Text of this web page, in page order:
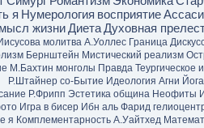
я Нумерология восприятие
жизниДиетаДуховная
молитва А.Уоллес Граница
Бернштейн Мистический реализм
М.Бахтин монголы Правда Теургическое
Р.Штайнер со-Бытие Идеология Агни Йога
Р.Фрипп Эстетика община Неофиты
Игра в бисер Ибн аль Фарид
я Комплементарность А.Уайтхед